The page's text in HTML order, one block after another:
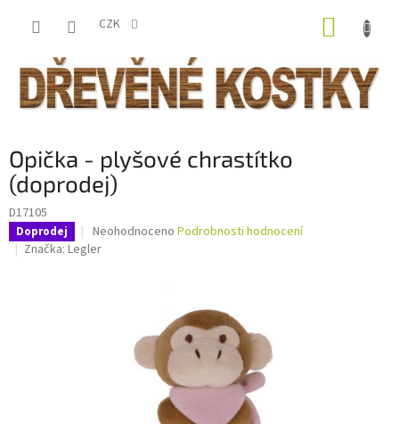
CZK
Opička - plyšové chrastítko
(doprodej)
D17105
Doprodej
Průměrné
hodnocení
hvězdiček.
Neohodnoceno Podrobnosti hodnocení
Značka: Legler